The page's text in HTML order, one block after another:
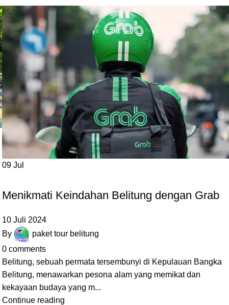
09Jul
Menikmati Keindahan Belitung dengan Grab
10 Juli 2024
By
paket tour belitung
0 comments
Belitung, sebuah permata tersembunyi di Kepulauan Bangka
Belitung, menawarkan pesona alam yang memikat dan
kekayaan budaya yang m...
Continue reading